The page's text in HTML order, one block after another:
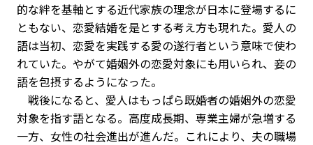
的な絆を基軸とする近代家族の理念が日本に登場するに
ともない、恋愛結婚を是とする考え方も現れた。愛人の
語は当初、恋愛を実践する愛の遂行者という意味で使わ
れていた。やがて婚姻外の恋愛対象にも用いられ、妾の
語を包摂するようになった。
戦後になると、愛人はもっぱら既婚者の婚姻外の恋愛
対象を指す語となる。高度成長期、専業主婦が急増する
一方、女性の社会進出が進んだ。これにより、夫の職場